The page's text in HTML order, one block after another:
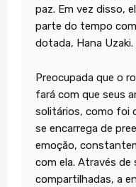
paz. Em vez disso,
parte do tempo
dotada, Hana Uzaki.
Preocupada que o
fará com que seus
solitários, como foi
se encarrega de
emoção,
com ela. Através de
compartilhadas, a